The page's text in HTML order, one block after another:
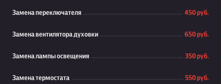
Замена переключателя 450 руб.
Замена вентилятора духовки 650 руб.
Замена лампы освещения 350 руб.
Замена термостата 550 руб.